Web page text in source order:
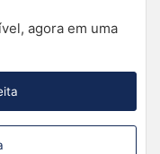
agora em uma